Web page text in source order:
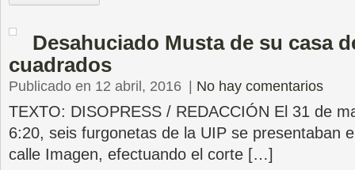
Desahuciado Musta de su casa
cuadrados
Publicado en 12 abril, 2016 No hay comentarios
TEXTO: DISOPRESS / REDACCIÓN El 31 de
6:20, seis furgonetas de la UIP se presentaban
calle Imagen, efectuando el corte […]